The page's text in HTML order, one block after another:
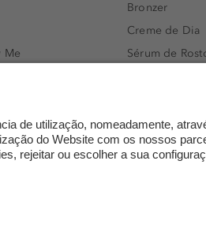
Me
Khloè
Bronzer
Creme de Dia
Sérum de
Espuma de